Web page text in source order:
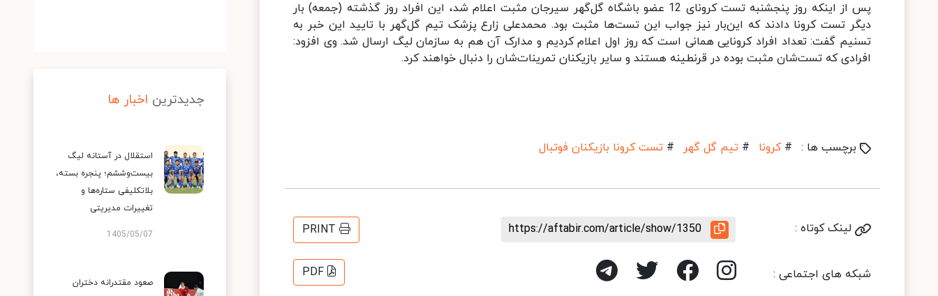
پس از اینکه روز پنجشنبه تست کرونای 12 عضو باشگاه گل‌گهر سیرجان مثبت اعلام شد، این افراد روز گذشته (جمعه) بار
دیگر تست کرونا دادند که این‌بار نیز جواب این تست‌ها مثبت بود. محمدعلی زارع پزشک تیم گل‌گهر با تایید این خبر به
تسنیم گفت: تعداد افراد کرونایی همانی است که روز اول اعلام کردیم و مدارک آن هم به سازمان لیگ ارسال شد. وی افزود:
افرادی که تست‌شان مثبت بوده در قرنطینه هستند و سایر بازیکنان تمرینات‌شان را دنبال خواهند کرد.
برچسب ها : # کرونا # تیم گل گهر # تست کرونا بازیکنان فوتبال
لینک کوتاه : https://aftabir.com/article/show/1350
PRINT
شبکه های اجتماعی : PDF
جدیدترین اخبار ها
استقلال در آستانه لیگ
بیست‌وششم؛ پنجره بسته،
بلاتکلیفی ستاره‌ها و
تغییرات مدیریتی
1405/05/07
صعود مقتدرانه دختران